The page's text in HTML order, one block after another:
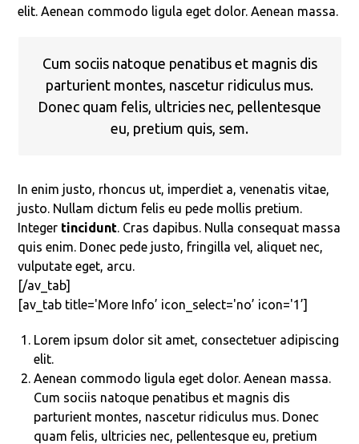
elit. Aenean commodo ligula eget dolor. Aenean massa.
Cum sociis natoque penatibus et magnis dis
parturient montes, nascetur ridiculus mus.
Donec quam felis, ultricies nec, pellentesque
eu, pretium quis, sem.
In enim justo, rhoncus ut, imperdiet a, venenatis vitae,
justo. Nullam dictum felis eu pede mollis pretium.
Integer tincidunt. Cras dapibus. Nulla consequat massa
quis enim. Donec pede justo, fringilla vel, aliquet nec,
vulputate eget, arcu.
[/av_tab]
[av_tab title='More Info’ icon_select='no’ icon='1’]
Lorem ipsum dolor sit amet, consectetuer adipiscing
elit.
Aenean commodo ligula eget dolor. Aenean massa.
Cum sociis natoque penatibus et magnis dis
parturient montes, nascetur ridiculus mus. Donec
quam felis, ultricies nec, pellentesque eu, pretium